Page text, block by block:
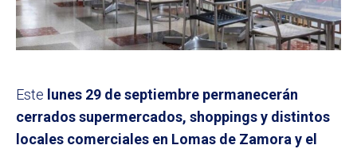
Este lunes 29 de septiembre permanecerán
cerrados supermercados, shoppings y distintos
locales comerciales en Lomas de Zamora y el